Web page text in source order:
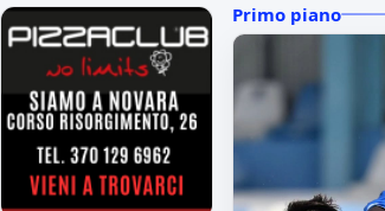
Primo piano